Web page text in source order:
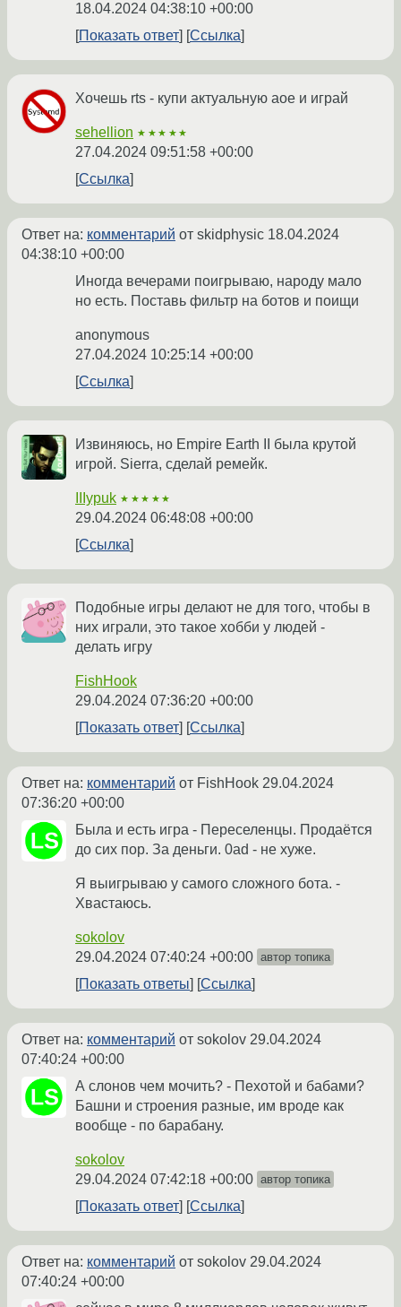
18.04.2024 04:38:10 +00:00
Показать ответ
Ссылка
Хочешь rts - купи актуальную aoe и играй
sehellion ★★★★★
27.04.2024 09:51:58 +00:00
Ссылка
Ответ на: комментарий от skidphysic 18.04.2024
04:38:10 +00:00
Иногда вечерами поигрываю, народу мало
но есть. Поставь фильтр на ботов и поищи
anonymous
27.04.2024 10:25:14 +00:00
Ссылка
Извиняюсь, но Empire Earth II была крутой
игрой. Sierra, сделай ремейк.
IIIypuk ★★★★★
29.04.2024 06:48:08 +00:00
Ссылка
Подобные игры делают не для того, чтобы в
них играли, это такое хобби у людей -
делать игру
FishHook
29.04.2024 07:36:20 +00:00
Показать ответ
Ссылка
Ответ на: комментарий от FishHook 29.04.2024
07:36:20 +00:00
Была и есть игра - Переселенцы. Продаётся
до сих пор. За деньги. 0ad - не хуже.
Я выигрываю у самого сложного бота. -
Хвастаюсь.
sokolov
29.04.2024 07:40:24 +00:00 автор топика
Показать ответы Ссылка
Ответ на: комментарий от sokolov 29.04.2024
07:40:24 +00:00
А слонов чем мочить? - Пехотой и бабами?
Башни и строения разные, им вроде как
вообще - по барабану.
sokolov
29.04.2024 07:42:18 +00:00 автор топика
Показать ответ Ссылка
Ответ на: комментарий от sokolov 29.04.2024
07:40:24 +00:00